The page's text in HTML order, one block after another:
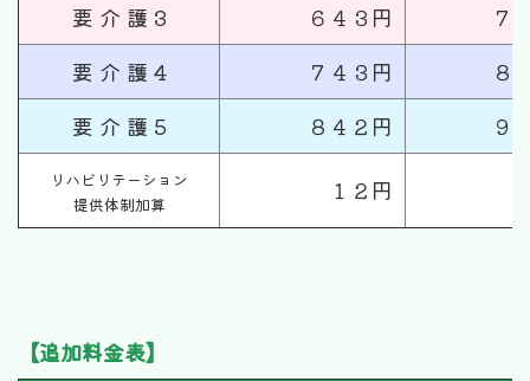
要 介 護 3
６４３円
７
要 介 護 4
７４３円
８
要 介 護 5
８４２円 ９
リハビリテーション
提供体制加算
１２円
【追加料金表】